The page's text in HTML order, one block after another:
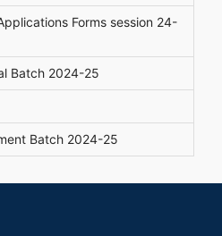
Forms session 24-
Batch 2024-25
Batch 2024-25